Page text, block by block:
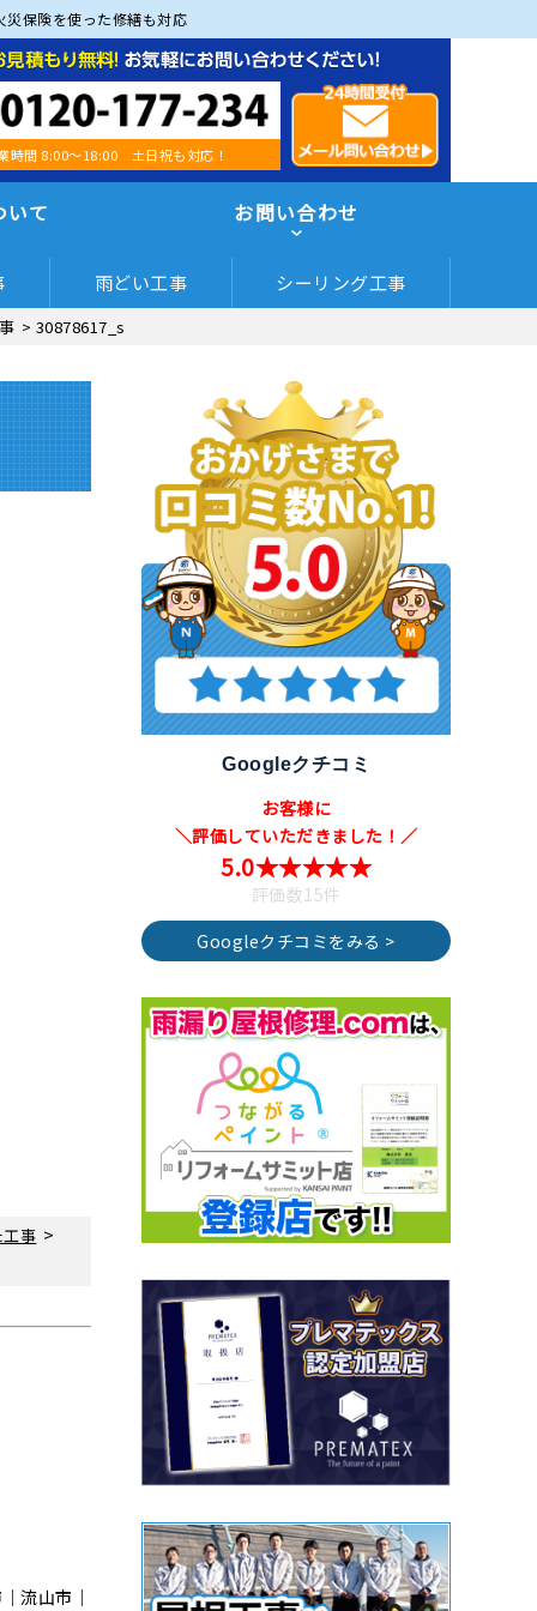
保険を使った修繕も対応
時間 8:00～18:00 土日祝も対応！
いて お問い合わせ
雨どい工事 シーリング工事
> 30878617_s
事 >
流⼭市｜
Googleクチコミ
お客様に
＼評価していただきました！／
5.0★★★★★
評価数15件
Googleクチコミをみる >